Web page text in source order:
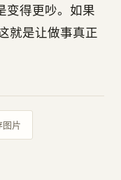
变得更吵。如果
就是让做事真正
图片